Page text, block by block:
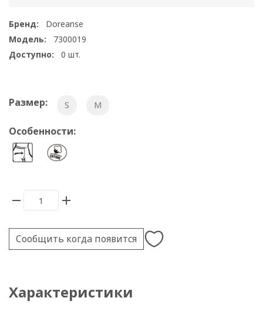
Бренд:
Doreanse
Модель:
7300019
Доступно:
0 шт.
Размер: S M
Особенности:
Сообщить когда появится
Характеристики